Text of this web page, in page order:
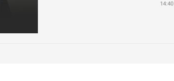
14:40